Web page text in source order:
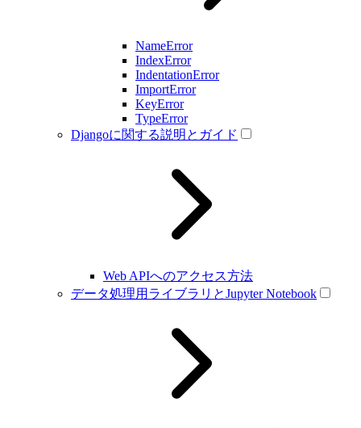
NameError
IndexError
IndentationError
ImportError
KeyError
TypeError
Djangoに関する説明とガイド
Web APIへのアクセス方法
データ処理用ライブラリとJupyter Notebook